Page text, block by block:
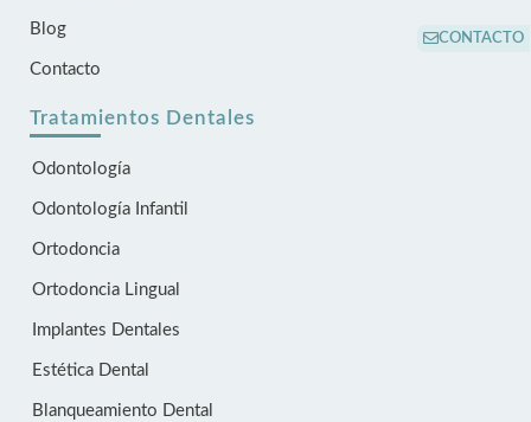
CONTACTO
Blog
Contacto
Tratamientos Dentales
Odontología
Odontología Infantil
Ortodoncia
Ortodoncia Lingual
Implantes Dentales
Estética Dental
Blanqueamiento Dental